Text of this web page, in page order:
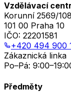
Vzdělávací
Korunní 2569/
101 00 Praha 10
IČO: 22201581
+420 494 900
Zákaznická linka
Po–Pá:
Předměty